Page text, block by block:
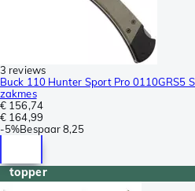
3 reviews
Buck 110 Hunter Sport Pro 0110GRS5
zakmes
€ 156,74
€ 164,99
-5%Bespaar8,25
topper